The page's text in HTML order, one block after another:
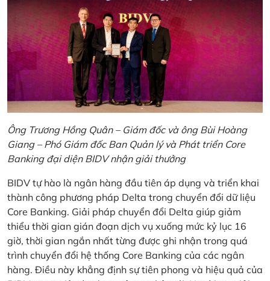
Ông Trương Hồng Quân – Giám đốc và ông Bùi Hoàng
Giang – Phó Giám đốc Ban Quản lý và Phát triển Core
Banking đại diện BIDV nhận giải thưởng
BIDV tự hào là ngân hàng đầu tiên áp dụng và triển khai
thành công phương pháp Delta trong chuyển đổi dữ liệu
Core Banking. Giải pháp chuyển đổi Delta giúp giảm
thiểu thời gian gián đoạn dịch vụ xuống mức kỷ lục 16
giờ, thời gian ngắn nhất từng được ghi nhận trong quá
trình chuyển đổi hệ thống Core Banking của các ngân
hàng. Điều này khẳng định sự tiên phong và hiệu quả của